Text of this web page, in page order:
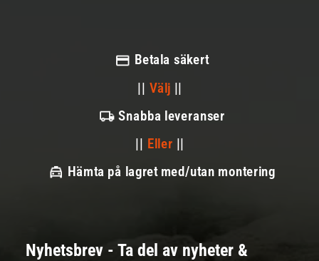
Betala säkert
|| Välj ||
Snabba leveranser
|| Eller ||
Hämta på lagret med/utan montering
Nyhetsbrev - Ta del av nyheter &